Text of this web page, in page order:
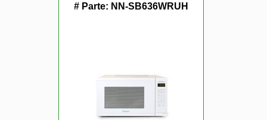
# Parte: NN-SB636WRUH